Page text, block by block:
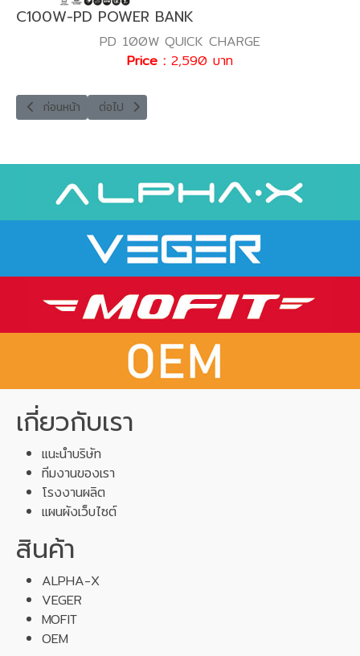
C100W-PD POWER BANK
PD 100W QUICK CHARGE
Price : 2,590 บาท
เนื้อหาก่อนหน้า: M2USB-12W-1L TRAVEL CHARGER SET
ก่อนหน้า เนื้อหาถัดไป: M2USB-12W-1T TRAVEL CHARGER SET
ต่อไป
เกี่ยวกับเรา
แนะนำบริษัท
ทีมงานของเรา
โรงงานผลิต
แผนผังเว็บไซต์
สินค้า
ALPHA-X
VEGER
MOFIT
OEM